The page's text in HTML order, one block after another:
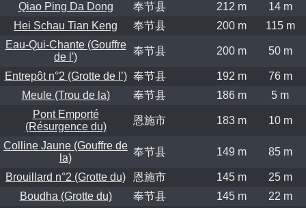
Qiao Ping Da Dong
奉节县 212 m
14 m
Hei Schau Tian Keng
奉节县 200 m
115 m
Eau-Qui-Chante (Gouffre
de l')
奉节县 200 m 50 m
Entrepôt n°2 (Grotte de l’) 奉节县 192 m
76 m
Meule (Trou de la)
奉节县 186 m
5 m
Pont Emporté
(Résurgence du)
恩施市 183 m 10 m
Colline Jaune (Gouffre de
la)
奉节县 149 m 85 m
Brouillard n°2 (Grotte du) 恩施市 145 m
25 m
Boudha (Grotte du)
奉节县 145 m
22 m